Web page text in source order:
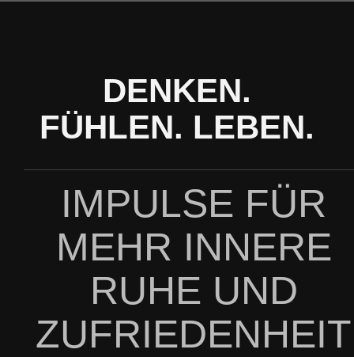
DENKEN.
FÜHLEN. LEBEN.
IMPULSE FÜR
MEHR INNERE
RUHE UND
ZUFRIEDENHEIT